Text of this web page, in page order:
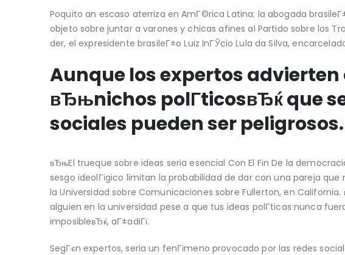
Poquito an escaso aterriza en AmГ©rica Latina: la abogada
objeto sobre juntar a varones y chicas afines al Partido sobre los
der, el expresidente brasileГ±o Luiz InГЎcio Lula da Silva,
Aunque los expertos advierten
вЂњnichos polГ­ticosвЂќ que
sociales pueden ser peligrosos.
вЂњEl trueque sobre ideas seri­a esencial Con El Fin De la
sesgo ideolГіgico limitan la probabilidad de dar con una pareja que
la Universidad sobre Comunicaciones sobre Fullerton, en
alguien en la universidad pese a que tus ideas polГ­ticas nunca
imposibleвЂќ, aГ±adiГі.
SegГєn expertos, seri­a un fenГіmeno provocado por las redes